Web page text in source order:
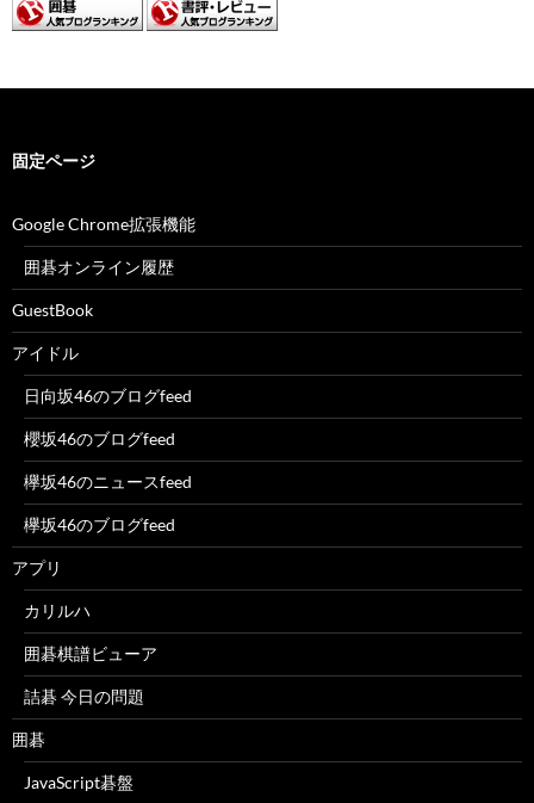
固定ページ
Google Chrome拡張機能
囲碁オンライン履歴
GuestBook
アイドル
日向坂46のブログfeed
櫻坂46のブログfeed
欅坂46のニュースfeed
欅坂46のブログfeed
アプリ
カリルハ
囲碁棋譜ビューア
詰碁 今日の問題
囲碁
JavaScript碁盤